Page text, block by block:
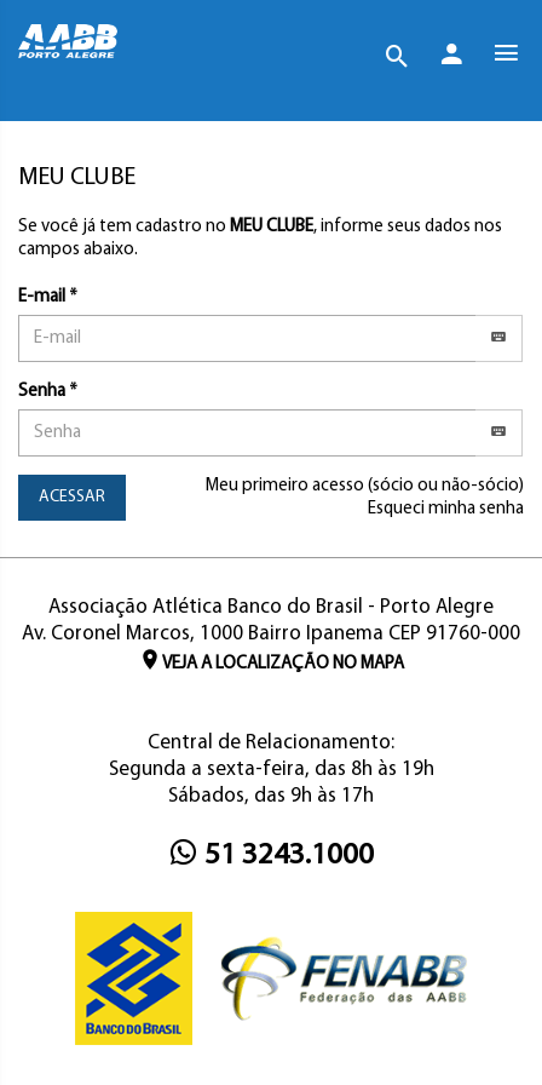
MEU CLUBE
Se você já tem cadastro no MEU CLUBE, informe seus dados nos
campos abaixo.
E-mail *
Senha *
ACESSAR
Meu primeiro acesso (sócio ou não-sócio)
Esqueci minha senha
Associação Atlética Banco do Brasil - Porto Alegre
Av. Coronel Marcos, 1000 Bairro Ipanema CEP 91760-000
VEJA A LOCALIZAÇÃO NO MAPA
Central de Relacionamento:
Segunda a sexta-feira, das 8h às 19h
Sábados, das 9h às 17h
51 3243.1000